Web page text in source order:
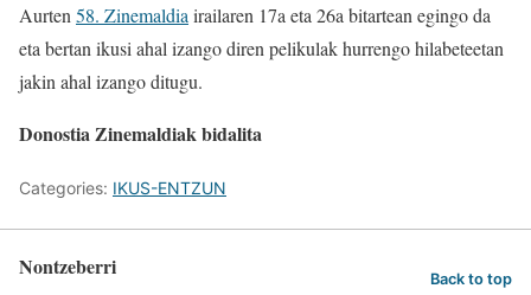
Aurten 58. Zinemaldia irailaren 17a eta 26a bitartean egingo da
eta bertan ikusi ahal izango diren pelikulak hurrengo hilabeteetan
jakin ahal izango ditugu.
Donostia Zinemaldiak bidalita
Categories: IKUS-ENTZUN
Nontzeberri Back to top